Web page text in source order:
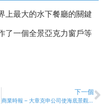
上最大的水下餐廳的關鍵
了一個全景亞克力窗戶等
下一個
商業時報 – 大章克申公司使海底景觀成為可能